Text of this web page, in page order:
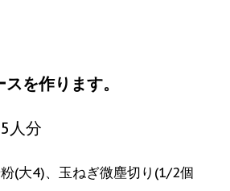
を作ります。
人分
(大4)、玉ねぎ微塵切り(1/2個